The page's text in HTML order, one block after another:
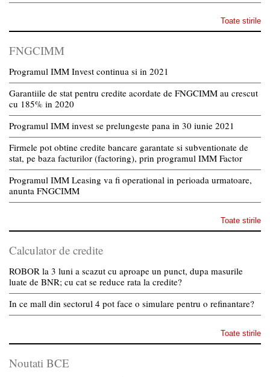
Toate stirile
FNGCIMM
Programul IMM Invest continua si in 2021
Garantiile de stat pentru credite acordate de FNGCIMM au crescut
cu 185% in 2020
Programul IMM invest se prelungeste pana in 30 iunie 2021
Firmele pot obtine credite bancare garantate si subventionate de
stat, pe baza facturilor (factoring), prin programul IMM Factor
Programul IMM Leasing va fi operational in perioada urmatoare,
anunta FNGCIMM
Toate stirile
Calculator de credite
ROBOR la 3 luni a scazut cu aproape un punct, dupa masurile
luate de BNR; cu cat se reduce rata la credite?
In ce mall din sectorul 4 pot face o simulare pentru o refinantare?
Toate stirile
Noutati BCE